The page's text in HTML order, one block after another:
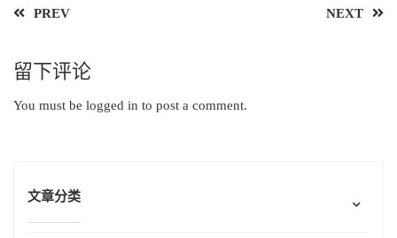
PREV NEXT
留下评论
You must be logged in to post a comment.
文章分类